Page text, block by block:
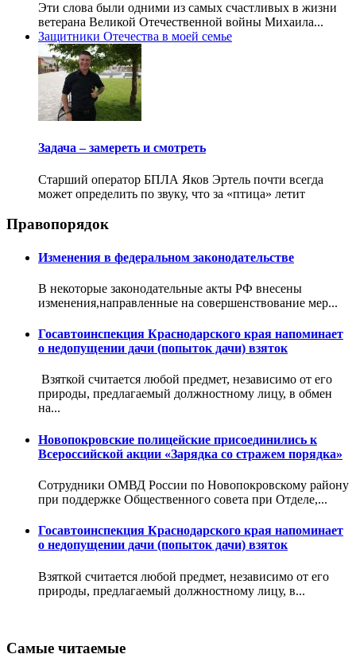
Эти слова были одними из самых счастливых в жизни
ветерана Великой Отечественной войны Михаила...
Защитники Отечества в моей семье
Задача – замереть и смотреть
Старший оператор БПЛА Яков Эртель почти всегда
может определить по звуку, что за «птица» летит
Правопорядок
Изменения в федеральном законодательстве
В некоторые законодательные акты РФ внесены
изменения,направленные на совершенствование мер...
Госавтоинспекция Краснодарского края напоминает
о недопущении дачи (попыток дачи) взяток
Взяткой считается любой предмет, независимо от его
природы, предлагаемый должностному лицу, в обмен
на...
Новопокровские полицейские присоединились к
Всероссийской акции «Зарядка со стражем порядка»
Сотрудники ОМВД России по Новопокровскому району
при поддержке Общественного совета при Отделе,...
Госавтоинспекция Краснодарского края напоминает
о недопущении дачи (попыток дачи) взяток
Взяткой считается любой предмет, независимо от его
природы, предлагаемый должностному лицу, в...
Самые читаемые